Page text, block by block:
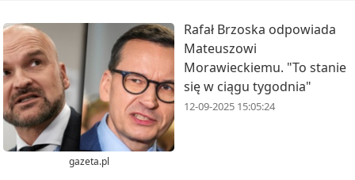
gazeta.pl
Rafał Brzoska odpowiada
Mateuszowi
Morawieckiemu. "To stanie
się w ciągu tygodnia"
12-09-2025 15:05:24